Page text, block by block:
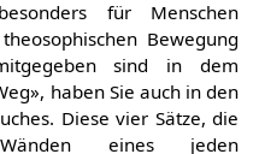
für Menschen
Bewegung
sind in dem
haben Sie auch in den
Diese vier Sätze, die
eines jeden